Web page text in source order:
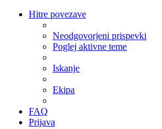
Hitre povezave
Neodgovorjeni prispevki
Poglej aktivne teme
Iskanje
Ekipa
FAQ
Prijava